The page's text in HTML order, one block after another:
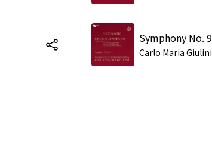
Carlo Maria Giulini